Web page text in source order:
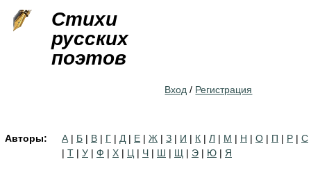
Стихи
русских
поэтов
Вход / Регистрация
Авторы: А | Б | В | Г | Д | Е | Ж | З | И | К | Л | М | Н | О | П | Р | С
| Т | У | Ф | Х | Ц | Ч | Ш | Щ | Э | Ю | Я